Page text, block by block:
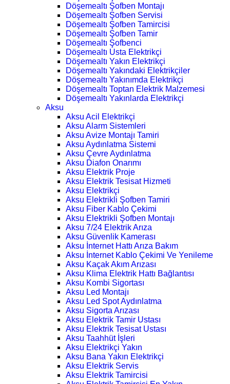
Döşemealtı Şofben Montajı
Döşemealtı Şofben Servisi
Döşemealtı Şofben Tamircisi
Döşemealtı Şofben Tamir
Döşemealtı Şofbenci
Döşemealtı Usta Elektrikçi
Döşemealtı Yakın Elektrikçi
Döşemealtı Yakındaki Elektrikçiler
Döşemealtı Yakınımda Elektrikçi
Döşemealtı Toptan Elektrik Malzemesi
Döşemealtı Yakınlarda Elektrikçi
Aksu
Aksu Acil Elektrikçi
Aksu Alarm Sistemleri
Aksu Avize Montajı Tamiri
Aksu Aydınlatma Sistemi
Aksu Çevre Aydınlatma
Aksu Diafon Onarımı
Aksu Elektrik Proje
Aksu Elektrik Tesisat Hizmeti
Aksu Elektrikçi
Aksu Elektrikli Şofben Tamiri
Aksu Fiber Kablo Çekimi
Aksu Elektrikli Şofben Montajı
Aksu 7/24 Elektrik Arıza
Aksu Güvenlik Kamerası
Aksu İnternet Hattı Arıza Bakım
Aksu İnternet Kablo Çekimi Ve Yenileme
Aksu Kaçak Akım Arızası
Aksu Klima Elektrik Hattı Bağlantısı
Aksu Kombi Sigortası
Aksu Led Montajı
Aksu Led Spot Aydınlatma
Aksu Sigorta Arızası
Aksu Elektrik Tamir Ustası
Aksu Elektrik Tesisat Ustası
Aksu Taahhüt İşleri
Aksu Elektrikçi Yakın
Aksu Bana Yakın Elektrikçi
Aksu Elektrik Servis
Aksu Elektrik Tamircisi